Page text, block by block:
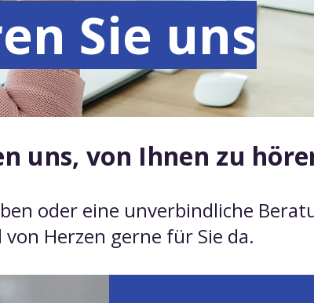
Sie uns
uns, von Ihnen zu
oder eine unverbindliche
von Herzen gerne für Sie da.